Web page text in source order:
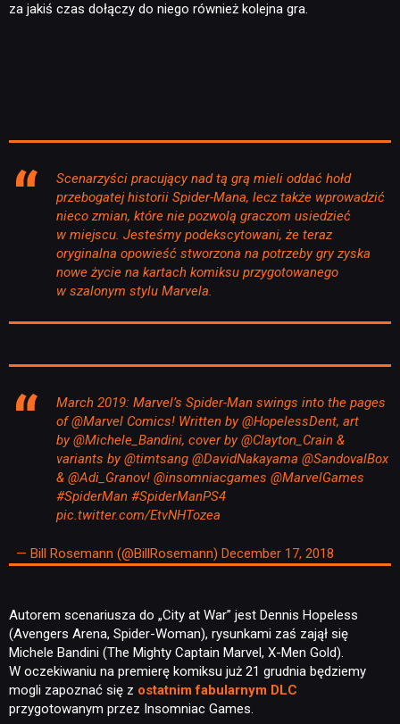
za jakiś czas dołączy do niego również kolejna gra.
Scenarzyści pracujący nad tą grą mieli oddać hołd
przebogatej historii Spider-Mana, lecz także wprowadzić
nieco zmian, które nie pozwolą graczom usiedzieć
w miejscu. Jesteśmy podekscytowani, że teraz
oryginalna opowieść stworzona na potrzeby gry zyska
nowe życie na kartach komiksu przygotowanego
w szalonym stylu Marvela.
March 2019: Marvel’s Spider-Man swings into the pages
of@MarvelComics! Written by@HopelessDent, art
by@Michele_Bandini, cover by@Clayton_Crain&
variants by@timtsang @DavidNakayama @SandovalBox
& @Adi_Granov! @insomniacgames @MarvelGames
#SpiderMan #SpiderManPS4
pic.twitter.com/EtvNHTozea
— Bill Rosemann (@BillRosemann) December 17, 2018
Autorem scenariusza do „City at War” jest Dennis Hopeless
(Avengers Arena, Spider-Woman), rysunkami zaś zajął się
Michele Bandini (The Mighty Captain Marvel, X-Men Gold).
W oczekiwaniu na premierę komiksu już 21 grudnia będziemy
mogli zapoznać się z ostatnim fabularnym DLC
przygotowanym przez Insomniac Games.